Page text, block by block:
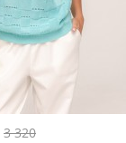
3 320